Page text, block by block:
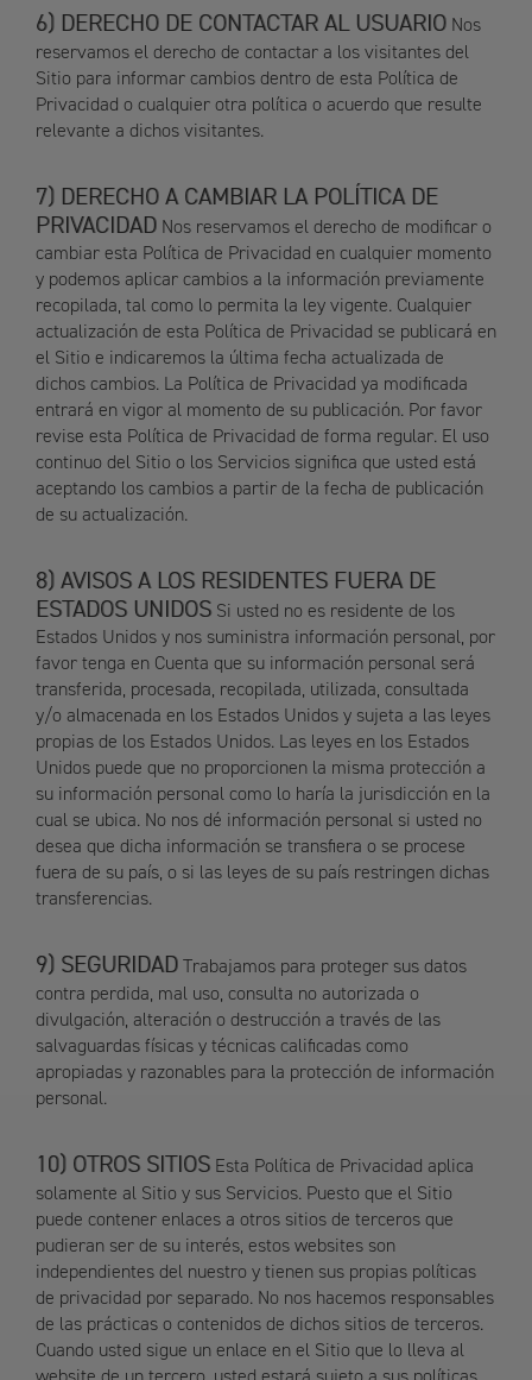
DERECHO DE CONTACTAR AL USUARIO Nos
reservamos el derecho de contactar a los visitantes del
Sitio para informar cambios dentro de esta Política de
Privacidad o cualquier otra política o acuerdo que resulte
relevante a dichos visitantes.
DERECHO A CAMBIAR LA POLÍTICA DE
PRIVACIDAD Nos reservamos el derecho de modificar o
cambiar esta Política de Privacidad en cualquier momento
y podemos aplicar cambios a la información previamente
recopilada, tal como lo permita la ley vigente. Cualquier
actualización de esta Política de Privacidad se publicará en
el Sitio e indicaremos la última fecha actualizada de
dichos cambios. La Política de Privacidad ya modificada
entrará en vigor al momento de su publicación. Por favor
revise esta Política de Privacidad de forma regular. El uso
continuo del Sitio o los Servicios significa que usted está
aceptando los cambios a partir de la fecha de publicación
de su actualización.
AVISOS A LOS RESIDENTES FUERA DE
ESTADOS UNIDOS Si usted no es residente de los
Estados Unidos y nos suministra información personal, por
favor tenga en Cuenta que su información personal será
transferida, procesada, recopilada, utilizada, consultada
y/o almacenada en los Estados Unidos y sujeta a las leyes
propias de los Estados Unidos. Las leyes en los Estados
Unidos puede que no proporcionen la misma protección a
su información personal como lo haría la jurisdicción en la
cual se ubica. No nos dé información personal si usted no
desea que dicha información se transfiera o se procese
fuera de su país, o si las leyes de su país restringen dichas
transferencias.
SEGURIDAD Trabajamos para proteger sus datos
contra perdida, mal uso, consulta no autorizada o
divulgación, alteración o destrucción a través de las
salvaguardas físicas y técnicas calificadas como
apropiadas y razonables para la protección de información
personal.
OTROS SITIOS Esta Política de Privacidad aplica
solamente al Sitio y sus Servicios. Puesto que el Sitio
puede contener enlaces a otros sitios de terceros que
pudieran ser de su interés, estos websites son
independientes del nuestro y tienen sus propias políticas
de privacidad por separado. No nos hacemos responsables
de las prácticas o contenidos de dichos sitios de terceros.
Cuando usted sigue un enlace en el Sitio que lo lleva al